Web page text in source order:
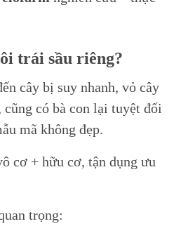
trái sầu riêng?
cây bị suy nhanh, vỏ cây
có bà con lại tuyệt đối
mã không đẹp.
cơ + hữu cơ, tận dụng ưu
trọng: